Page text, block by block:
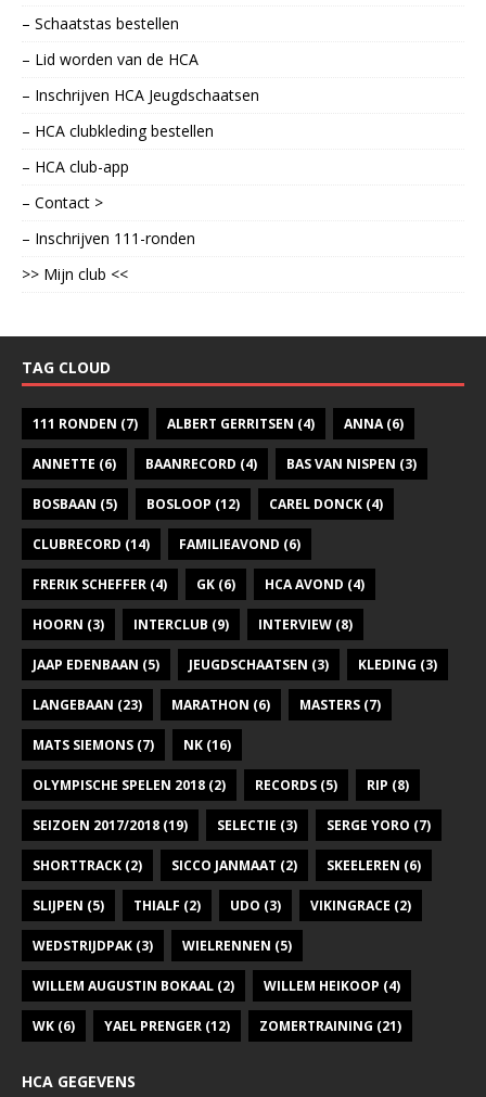
– Schaatstas bestellen
– Lid worden van de HCA
– Inschrijven HCA Jeugdschaatsen
– HCA clubkleding bestellen
– HCA club-app
– Contact >
– Inschrijven 111-ronden
>> Mijn club <<
TAG CLOUD
111 RONDEN (7) ALBERT GERRITSEN (4) ANNA(6)
ANNETTE (6) BAANRECORD (4) BAS VAN NISPEN (3)
BOSBAAN (5) BOSLOOP (12) CAREL DONCK (4)
CLUBRECORD (14) FAMILIEAVOND (6)
FRERIK SCHEFFER (4) GK (6) HCA AVOND (4)
HOORN (3) INTERCLUB (9) INTERVIEW (8)
JAAP EDENBAAN (5) JEUGDSCHAATSEN (3) KLEDING (3)
LANGEBAAN (23) MARATHON (6) MASTERS (7)
MATS SIEMONS (7) NK (16)
OLYMPISCHE SPELEN 2018 (2) RECORDS (5) RIP (8)
SEIZOEN 2017/2018 (19) SELECTIE (3) SERGE YORO (7)
SHORTTRACK (2) SICCO JANMAAT (2) SKEELEREN (6)
SLIJPEN (5) THIALF (2) UDO (3) VIKINGRACE (2)
WEDSTRIJDPAK (3) WIELRENNEN (5)
WILLEM AUGUSTIN BOKAAL (2) WILLEM HEIKOOP (4)
WK (6) YAEL PRENGER (12) ZOMERTRAINING (21)
HCA GEGEVENS